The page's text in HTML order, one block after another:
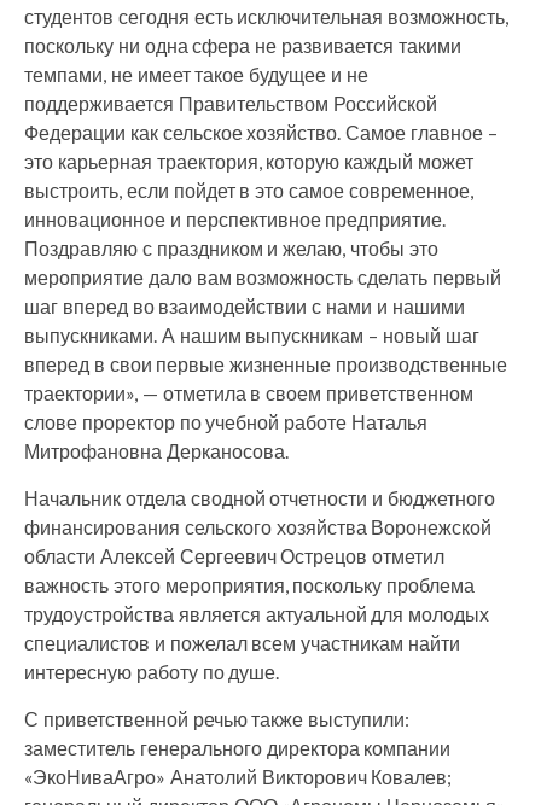
студентов сегодня есть исключительная возможность,
поскольку ни одна сфера не развивается такими
темпами, не имеет такое будущее и не
поддерживается Правительством Российской
Федерации как сельское хозяйство. Самое главное –
это карьерная траектория, которую каждый может
выстроить, если пойдет в это самое современное,
инновационное и перспективное предприятие.
Поздравляю с праздником и желаю, чтобы это
мероприятие дало вам возможность сделать первый
шаг вперед во взаимодействии с нами и нашими
выпускниками. А нашим выпускникам – новый шаг
вперед в свои первые жизненные производственные
траектории», — отметила в своем приветственном
слове проректор по учебной работе Наталья
Митрофановна Дерканосова.
Начальник отдела сводной отчетности и бюджетного
финансирования сельского хозяйства Воронежской
области Алексей Сергеевич Острецов отметил
важность этого мероприятия, поскольку проблема
трудоустройства является актуальной для молодых
специалистов и пожелал всем участникам найти
интересную работу по душе.
С приветственной речью также выступили:
заместитель генерального директора компании
«ЭкоНиваАгро» Анатолий Викторович Ковалев;